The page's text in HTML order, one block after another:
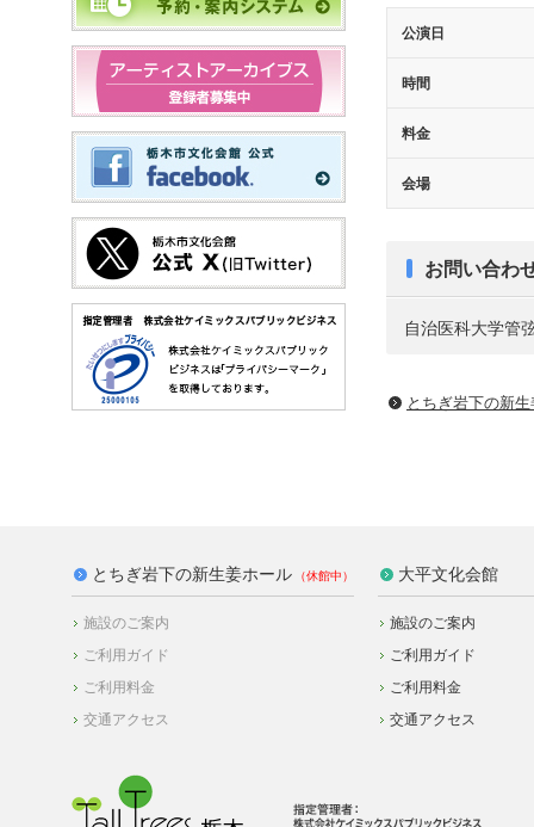
公演日
時間
料金
会場
お問い合わ
自治医科大学管
とちぎ岩下の新
とちぎ岩下の新生姜ホール
施設のご案内
ご利用ガイド
ご利用料金
交通アクセス
大平文化会館
施設のご案内
ご利用ガイド
ご利用料金
交通アクセス